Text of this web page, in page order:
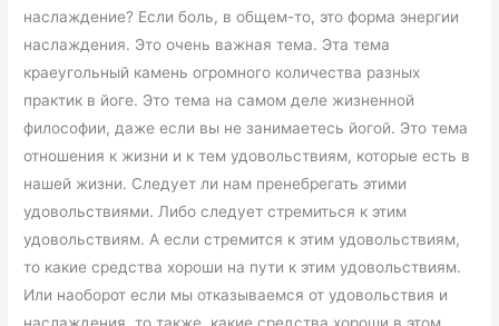
наслаждение? Если боль, в общем-то, это форма энергии
наслаждения. Это очень важная тема. Эта тема
краеугольный камень огромного количества разных
практик в йоге. Это тема на самом деле жизненной
философии, даже если вы не занимаетесь йогой. Это тема
отношения к жизни и к тем удовольствиям, которые есть в
нашей жизни. Следует ли нам пренебрегать этими
удовольствиями. Либо следует стремиться к этим
удовольствиям. А если стремится к этим удовольствиям,
то какие средства хороши на пути к этим удовольствиям.
Или наоборот если мы отказываемся от удовольствия и